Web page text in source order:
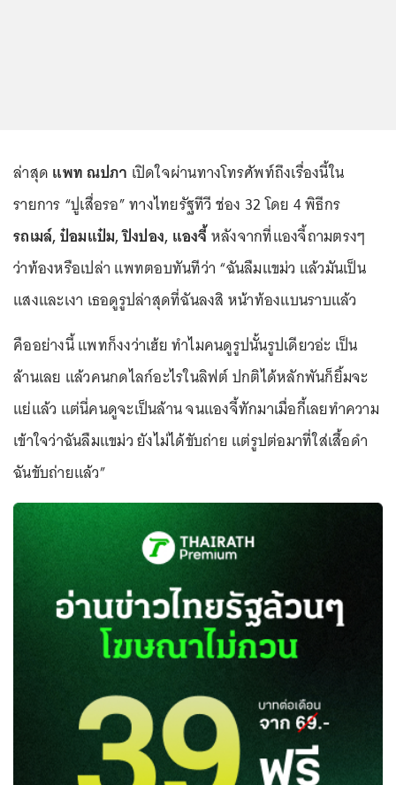
ล่าสุด แพท ณปภา เปิดใจผ่านทางโทรศัพท์ถึงเรื่องนี้ใน
รายการ “ปูเสื่อรอ” ทางไทยรัฐทีวี ช่อง 32 โดย 4 พิธีกร
รถเมล์, ป๋อมแป๋ม, ปิงปอง, แองจี้หลังจากที่แองจี้ถามตรงๆ
ว่าท้องหรือเปล่า แพทตอบทันทีว่า “ฉันลืมแขม่ว แล้วมันเป็น
แสงและเงา เธอดูรูปล่าสุดที่ฉันลงสิ หน้าท้องแบนราบแล้ว
คืออย่างนี้ แพทก็งงว่าเฮ้ย ทำไมคนดูรูปนั้นรูปเดียวอ่ะ เป็น
ล้านเลย แล้วคนกดไลก์อะไรในลิฟต์ ปกติได้หลักพันก็ยิ้มจะ
แย่แล้ว แต่นี่คนดูจะเป็นล้าน จนแองจี้ทักมาเมื่อกี้เลยทำความ
เข้าใจว่าฉันลืมแขม่ว ยังไม่ได้ขับถ่าย แต่รูปต่อมาที่ใส่เสื้อดำ
ฉันขับถ่ายแล้ว”